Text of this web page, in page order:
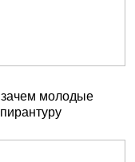
зачем молодые